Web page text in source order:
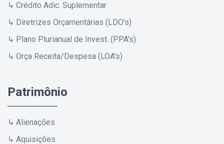
↳ Crédito Adic. Suplementar
↳ Diretrizes Orçamentárias (LDO's)
↳ Plano Plurianual de Invest. (PPA's)
↳ Orça Receita/Despesa (LOA's)
Patrimônio
↳ Alienações
↳ Aquisições